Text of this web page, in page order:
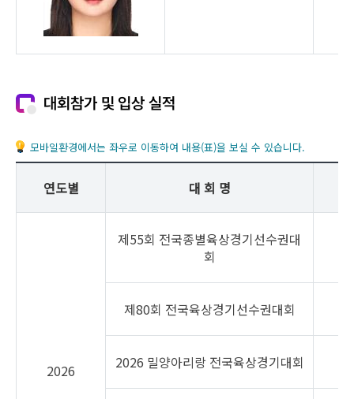
대회참가 및 입상 실적
모바일환경에서는 좌우로 이동하여 내용(표)을 보실 수 있습니다.
연도별 대 회 명
2026
제55회 전국종별육상경기선수권대
회
제80회 전국육상경기선수권대회
2026 밀양아리랑 전국육상경기대회